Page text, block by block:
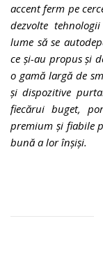
accent ferm pe
dezvolte
lume să se
ce și-au propus și
o gamă largă de
și dispozitive
fiecărui buget,
premium și fiabile
bună a lor înșiși.